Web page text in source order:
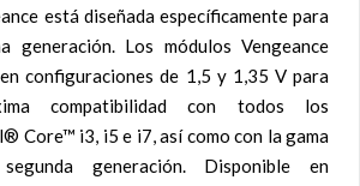
está diseñada específicamente para
generación. Los módulos Vengeance
configuraciones de 1,5 y 1,35 V para
compatibilidad con todos los
Core™ i3, i5 e i7, así como con la gama
generación. Disponible en